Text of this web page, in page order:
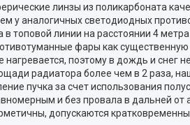
линзы из поликарбоната
у аналогичных светодиодных
в топовой линии на расстоянии 4
фары как
поэтому в дождь и снег
радиатора более чем в 2 раза,
пучка за счет использования
и без провала в дальней от
допускаются